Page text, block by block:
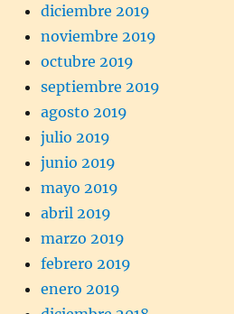
diciembre 2019
noviembre 2019
octubre 2019
septiembre 2019
agosto 2019
julio 2019
junio 2019
mayo 2019
abril 2019
marzo 2019
febrero 2019
enero 2019